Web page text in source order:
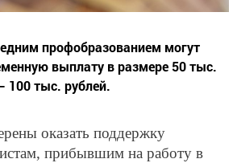
профобразованием могут
выплату в размере 50 тыс.
100 тыс. рублей.
оказать поддержку
прибывшим на работу в